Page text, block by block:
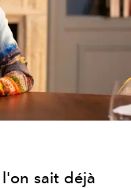
sait déjà